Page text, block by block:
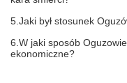
5.Jaki był stosunek
6.W jaki sposób
ekonomiczne?